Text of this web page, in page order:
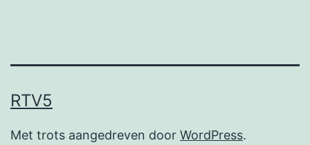
RTV5
Met trots aangedreven door WordPress.